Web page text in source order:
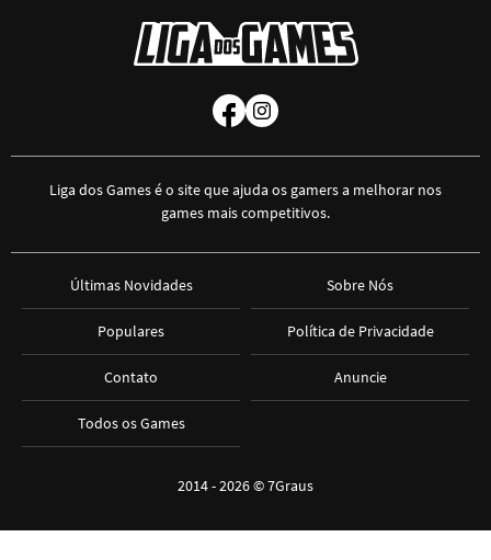
Liga dos Games é o site que ajuda os gamers a melhorar nos
games mais competitivos.
Últimas Novidades
Populares
Contato
Todos os Games
Sobre Nós
Política de Privacidade
Anuncie
2014 - 2026 ©7Graus